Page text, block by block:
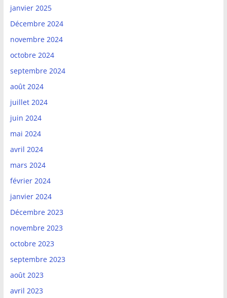
janvier 2025
Décembre 2024
novembre 2024
octobre 2024
septembre 2024
août 2024
juillet 2024
juin 2024
mai 2024
avril 2024
mars 2024
février 2024
janvier 2024
Décembre 2023
novembre 2023
octobre 2023
septembre 2023
août 2023
avril 2023